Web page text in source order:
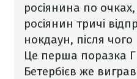
росіянина по
росіянин тричі
нокдаун, після
Це перша поразка
Бетербієв же